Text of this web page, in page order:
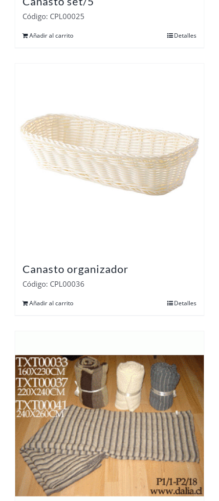
Código: CPL00025
Añadir al carrito Detalles
Canasto organizador
Código: CPL00036
Añadir al carrito Detalles